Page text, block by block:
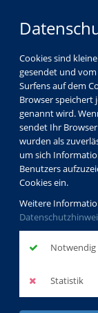
Cookies sind
gesendet und
Surfens auf dem
Browser speichert
genannt wird.
sendet Ihr
wurden als
um sich
Benutzers
Cookies ein.
Weitere
Notwendig
Statistik